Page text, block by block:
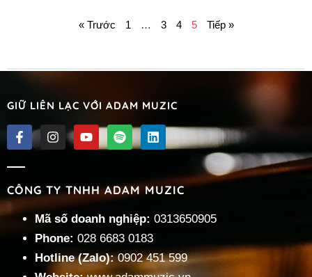
« Trước 1 … 3 4 5 Tiếp »
GIỮ LIÊN LẠC VỚI ADAM MUZIC
CÔNG TY TNHH ADAM MUZIC
Mã số doanh nghiệp: 0313650905
Phone: 028 6683 0183
Hotline (Zalo):0902 451 599